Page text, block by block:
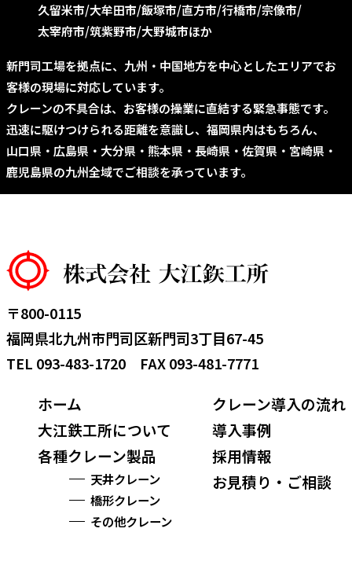
久留米市 大牟田市 飯塚市 直方市 行橋市 宗像市
太宰府市 筑紫野市 大野城市ほか
新門司工場を拠点に、九州・中国地方を中心としたエリアでお
客様の現場に対応しています。
クレーンの不具合は、お客様の操業に直結する緊急事態です。
迅速に駆けつけられる距離を意識し、福岡県内はもちろん、
山口県・広島県・大分県・熊本県・長崎県・佐賀県・宮崎県・
鹿児島県の九州全域でご相談を承っています。
〒800-0115
福岡県北九州市門司区新門司3丁目67-45
TEL 093-483-1720 FAX 093-481-7771
ホーム
大江鉄工所について
各種クレーン製品
天井クレーン
橋形クレーン
その他クレーン
クレーン導入の流れ
導入事例
採用情報
お見積り・ご相談